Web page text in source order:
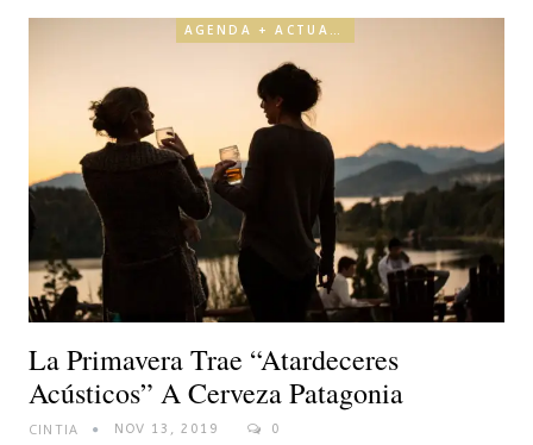
La Primavera Trae “Atardeceres
Acústicos” A Cerveza Patagonia
CINTIA NOV 13, 2019 0